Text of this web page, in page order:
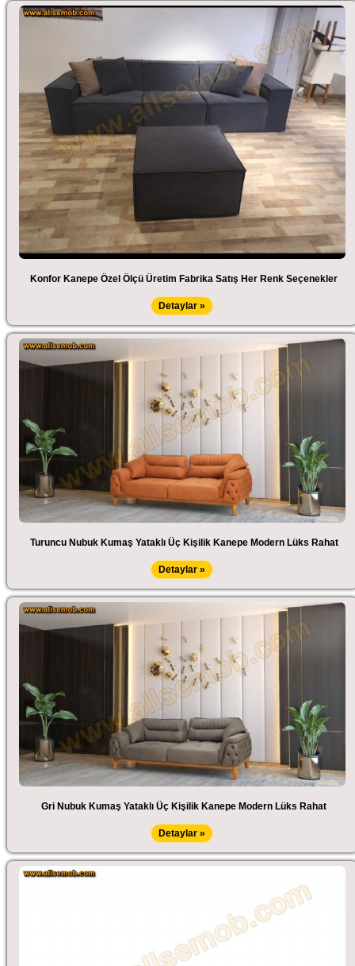
Konfor Kanepe Özel Ölçü Üretim Fabrika Satış Her Renk Seçenekler
Detaylar »
Turuncu Nubuk Kumaş Yataklı Üç Kişilik Kanepe Modern Lüks Rahat
Detaylar »
Gri Nubuk Kumaş Yataklı Üç Kişilik Kanepe Modern Lüks Rahat
Detaylar »